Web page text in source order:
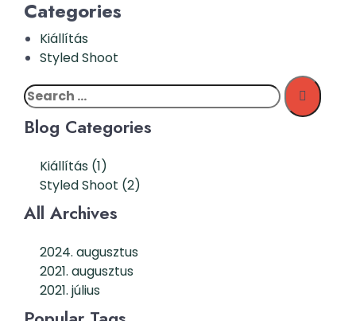
Categories
Kiállítás
Styled Shoot
Blog Categories
Kiállítás (1)
Styled Shoot (2)
All Archives
2024. augusztus
2021. augusztus
2021. július